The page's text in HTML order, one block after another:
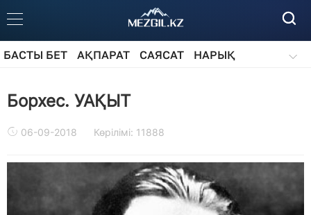
БАСТЫ БЕТ АҚПАРАТ САЯСАТ
НАРЫҚ
Борхес. УАҚЫТ
06-09-2018 Көрілімі: 11888